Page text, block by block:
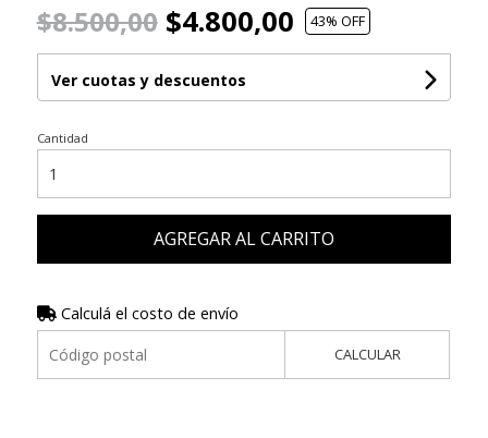
$8.500,00$4.800,00 43% OFF
Ver cuotas y descuentos
Cantidad
AGREGAR AL CARRITO
Calculá el costo de envío
CALCULAR